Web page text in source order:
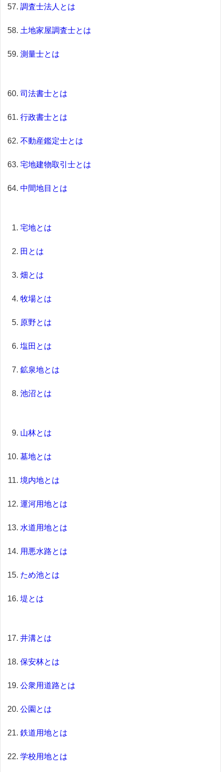
調査士法人とは
土地家屋調査士とは
測量士とは
司法書士とは
行政書士とは
不動産鑑定士とは
宅地建物取引士とは
中間地目とは
宅地とは
田とは
畑とは
牧場とは
原野とは
塩田とは
鉱泉地とは
池沼とは
山林とは
墓地とは
境内地とは
運河用地とは
水道用地とは
用悪水路とは
ため池とは
堤とは
井溝とは
保安林とは
公衆用道路とは
公園とは
鉄道用地とは
学校用地とは